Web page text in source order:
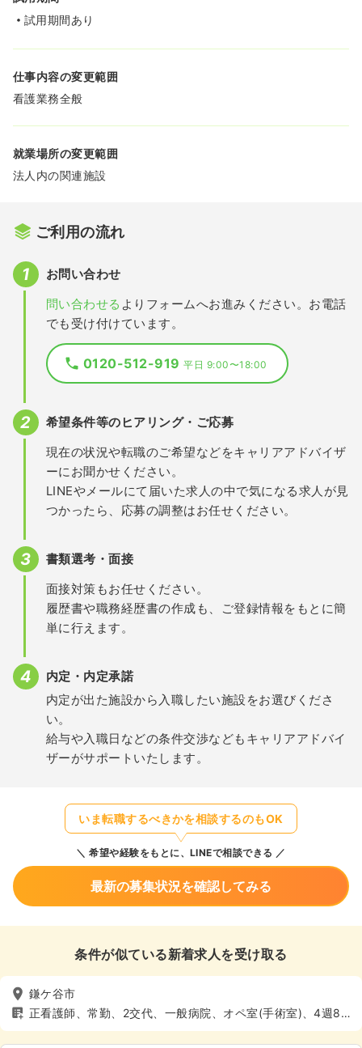
試用期間あり
仕事内容の変更範囲
看護業務全般
就業場所の変更範囲
法人内の関連施設
ご利用の流れ
お問い合わせ
問い合わせる よりフォームへお進みください。お電話
でも受け付けています。
0120-512-919平日 9:00〜18:00
希望条件等のヒアリング・ご応募
現在の状況や転職のご希望などをキャリアアドバイザ
ーにお聞かせください。
LINEやメールにて届いた求人の中で気になる求人が見
つかったら、応募の調整はお任せください。
書類選考・面接
面接対策もお任せください。
履歴書や職務経歴書の作成も、ご登録情報をもとに簡
単に行えます。
内定・内定承諾
内定が出た施設から入職したい施設をお選びくださ
い。
給与や入職日などの条件交渉などもキャリアアドバイ
ザーがサポートいたします。
いま転職するべきかを相談するのもOK
希望や経験をもとに、LINEで相談できる
最新の募集状況を確認してみる
条件が似ている新着求人を受け取る
鎌ケ谷市
正看護師、常勤、2交代、一般病院、オペ室(手術室)、4週8
休以上